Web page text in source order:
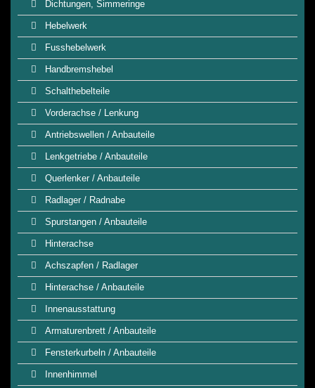
Dichtungen, Simmeringe
Hebelwerk
Fusshebelwerk
Handbremshebel
Schalthebelteile
Vorderachse / Lenkung
Antriebswellen / Anbauteile
Lenkgetriebe / Anbauteile
Querlenker / Anbauteile
Radlager / Radnabe
Spurstangen / Anbauteile
Hinterachse
Achszapfen / Radlager
Hinterachse / Anbauteile
Innenausstattung
Armaturenbrett / Anbauteile
Fensterkurbeln / Anbauteile
Innenhimmel